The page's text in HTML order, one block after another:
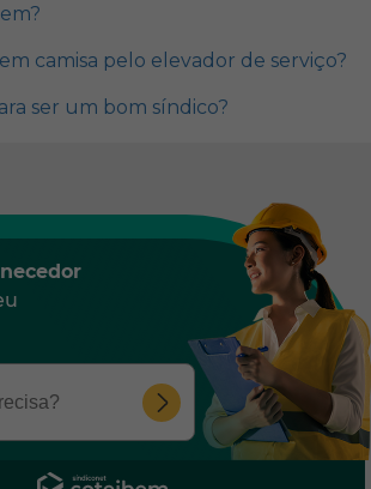
camisa pelo elevador de serviço?
ser um bom síndico?